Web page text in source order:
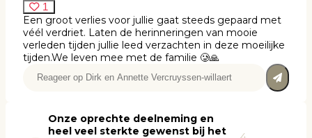
1
Een groot verlies voor jullie gaat steeds gepaard met
véél verdriet. Laten de herinneringen van mooie
verleden tijden jullie leed verzachten in deze moeilijke
tijden.We leven mee met de familie 🥲🙏
Onze oprechte deelneming en
heel veel sterkte gewenst bij het